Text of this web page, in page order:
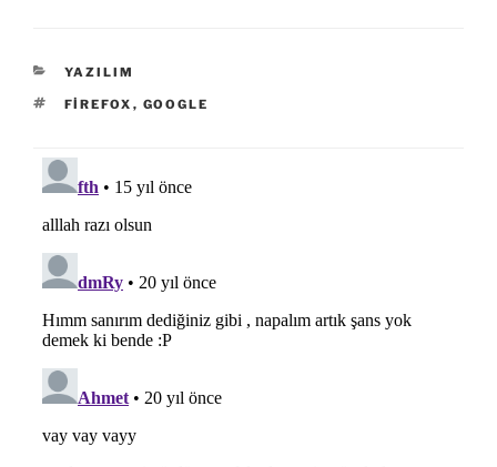
KATEGORILER
YAZILIM
ETIKETLER
FIREFOX , GOOGLE